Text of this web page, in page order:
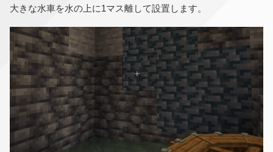
大きな水車を水の上に1マス離して設置します。